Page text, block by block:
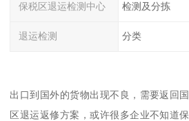
保税区退运检测中心 检测及分拣
退运检测 分类
出口到国外的货物出现不良，需要返回
区退运返修方案，或许很多企业不知道